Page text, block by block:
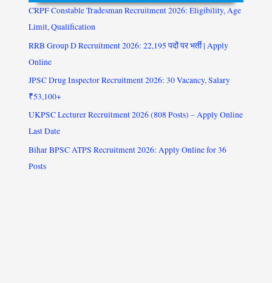
CRPF Constable Tradesman Recruitment 2026: Eligibility, Age
Limit, Qualification
RRB Group D Recruitment 2026: 22,195 पदों पर भर्ती | Apply
Online
JPSC Drug Inspector Recruitment 2026: 30 Vacancy, Salary
₹53,100+
UKPSC Lecturer Recruitment 2026 (808 Posts) – Apply Online
Last Date
Bihar BPSC ATPS Recruitment 2026: Apply Online for 36
Posts